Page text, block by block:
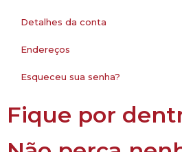
Detalhes da conta
Endereços
Esqueceu sua senha?
Fique por